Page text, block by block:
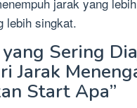
lebih singkat.
Sering
Jarak
Start Apa”